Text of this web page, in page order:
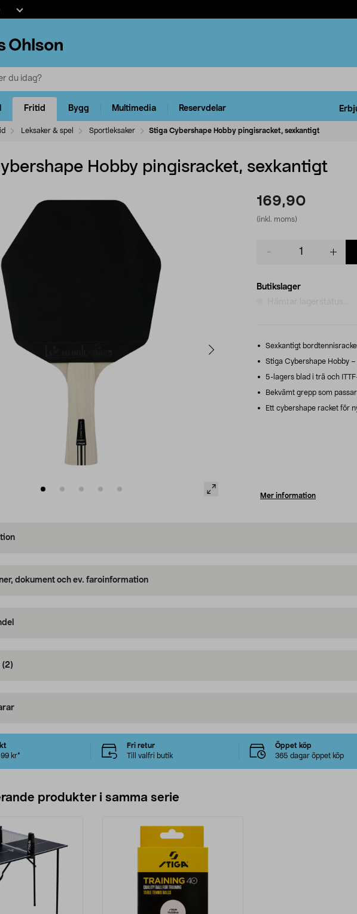
Fritid Bygg Multimedia Reservdelar
Leksaker & spel Sportleksaker Stiga Cybershape Hobby pingisracket, sexkantigt
Hobby pingisracket, sexkantigt
169,90
(inkl. moms)
Butikslager
Sexkantigt
Stiga Cybershape Hobby
5-lagers blad i trä och
Bekvämt grepp som
Ett cybershape racket för
Mer information
dokument och ev. faroinformation
(2)
kr*
Fri retur
Till valfri butik
Öppet köp
365 dagar öppet köp
produkter i samma serie